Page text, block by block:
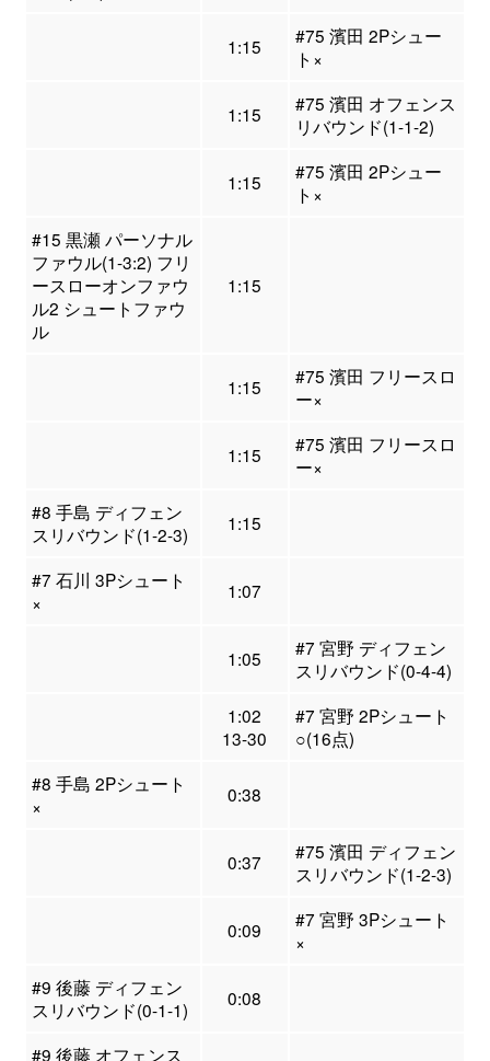
1:15
#75 濱田 2Pシュー
ト×
1:15
#75 濱田 オフェンス
リバウンド(1-1-2)
1:15
#75 濱田 2Pシュー
ト×
#15 黒瀬 パーソナル
ファウル(1-3:2) フリ
ースローオンファウ
ル2 シュートファウ
ル
1:15
1:15
#75 濱田 フリースロ
ー×
1:15
#75 濱田 フリースロ
ー×
#8 手島 ディフェン
スリバウンド(1-2-3)
1:15
#7 石川 3Pシュート
×
1:07
1:05
#7 宮野 ディフェン
スリバウンド(0-4-4)
1:02
13-30
#7 宮野 2Pシュート
○(16点)
#8 手島 2Pシュート
×
0:38
0:37
#75 濱田 ディフェン
スリバウンド(1-2-3)
0:09
#7 宮野 3Pシュート
×
#9 後藤 ディフェン
スリバウンド(0-1-1)
0:08
#9 後藤 オフェンス